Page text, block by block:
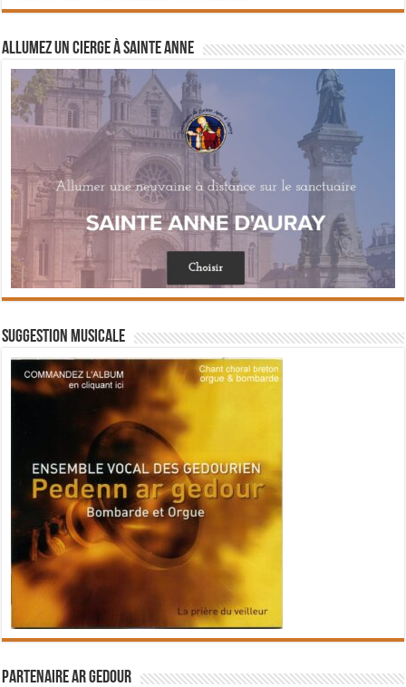
Allumez un cierge à Sainte Anne
Suggestion musicale
Partenaire Ar Gedour